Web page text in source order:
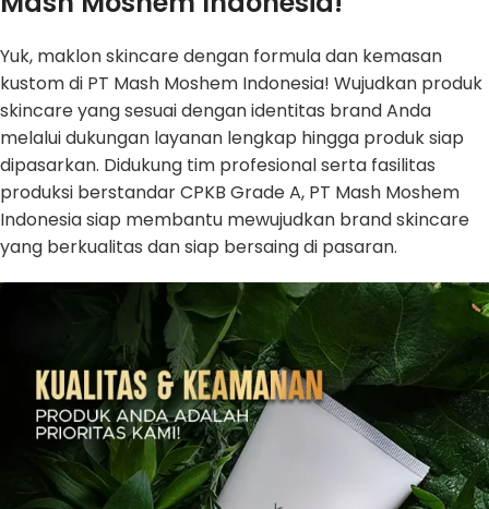
Yuk, maklon skincare dengan formula dan kemasan
kustom di PT Mash Moshem Indonesia! Wujudkan produk
skincare yang sesuai dengan identitas brand Anda
melalui dukungan layanan lengkap hingga produk siap
dipasarkan. Didukung tim profesional serta fasilitas
produksi berstandar CPKB Grade A, PT Mash Moshem
Indonesia siap membantu mewujudkan brand skincare
yang berkualitas dan siap bersaing di pasaran.